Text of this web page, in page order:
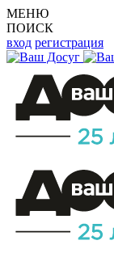
МЕНЮ
ПОИСК
вход регистрация